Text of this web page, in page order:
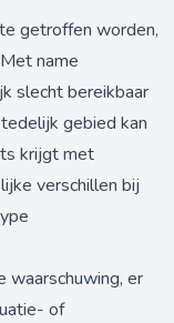
getroffen worden,
name
slecht bereikbaar
gebied kan
krijgt met
verschillen bij
waarschuwing, er
of